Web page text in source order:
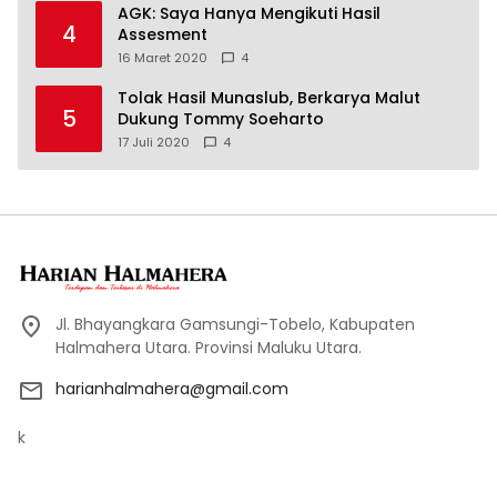
4
AGK: Saya Hanya Mengikuti Hasil
Assesment
16 Maret 2020 4
5
Tolak Hasil Munaslub, Berkarya Malut
Dukung Tommy Soeharto
17 Juli 2020 4
Jl. Bhayangkara Gamsungi-Tobelo, Kabupaten
Halmahera Utara. Provinsi Maluku Utara.
harianhalmahera@gmail.com
k